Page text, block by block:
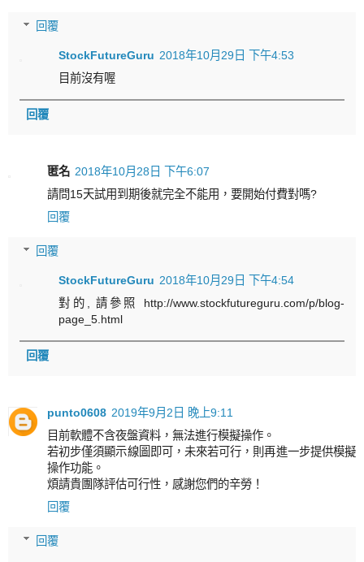
回覆
StockFutureGuru 2018年10月29日 下午4:53
目前沒有喔
回覆
匿名 2018年10月28日 下午6:07
請問15天試用到期後就完全不能用，要開始付費對嗎?
回覆
回覆
StockFutureGuru 2018年10月29日 下午4:54
對的, 請參照 http://www.stockfutureguru.com/p/blog-
page_5.html
回覆
punto0608 2019年9月2日 晚上9:11
目前軟體不含夜盤資料，無法進行模擬操作。
若初步僅須顯示線圖即可，未來若可行，則再進一步提供模擬
操作功能。
煩請貴團隊評估可行性，感謝您們的辛勞！
回覆
回覆